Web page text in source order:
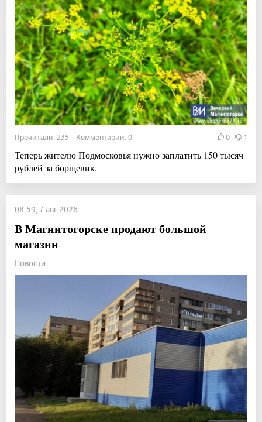
Прочитали: 235 Комментарии: 0 0 1
Теперь жителю Подмосковья нужно заплатить 150 тысяч
рублей за борщевик.
08:59, 7 авг 2026
В Магнитогорске продают большой
магазин
Новости